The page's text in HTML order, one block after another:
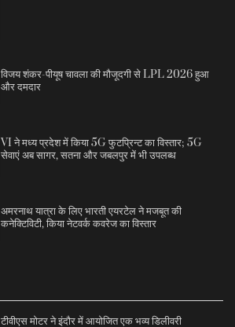
विजय शंकर-पीयूष चावला की मौजूदगी से LPL 2026 हुआ
और दमदार
VI ने मध्य प्रदेश में किया 5G फुटप्रिन्ट का विस्तार; 5G
सेवाएं अब सागर, सतना और जबलपुर में भी उपलब्ध
अमरनाथ यात्रा के लिए भारती एयरटेल ने मजबूत की
कनेक्टिविटी, किया नेटवर्क कवरेज का विस्तार
टीवीएस मोटर ने इंदौर में आयोजित एक भव्य डिलीवरी